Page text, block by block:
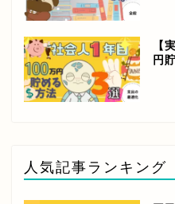
【
円
人気記事ランキング